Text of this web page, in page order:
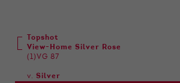
Topshot
View-Home Silver Rose
(1)VG 87
v. Silver